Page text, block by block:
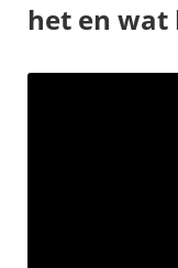
het en wat